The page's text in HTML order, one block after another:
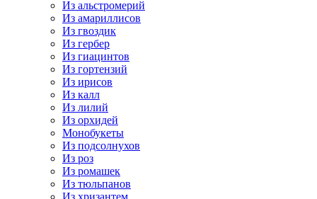
Из альстромерий
Из амариллисов
Из гвоздик
Из гербер
Из гиацинтов
Из гортензий
Из ирисов
Из калл
Из лилий
Из орхидей
Монобукеты
Из подсолнухов
Из роз
Из ромашек
Из тюльпанов
Из хризантем